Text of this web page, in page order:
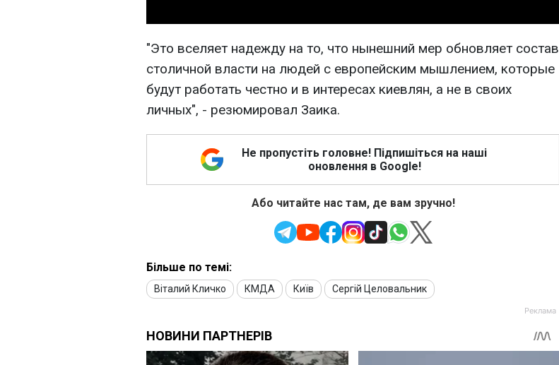
"Это вселяет надежду на то, что нынешний мер обновляет состав
столичной власти на людей с европейским мышлением, которые
будут работать честно и в интересах киевлян, а не в своих
личных", - резюмировал Заика.
Не пропустіть головне! Підпишіться на наші
оновлення в Google!
Або читайте нас там, де вам зручно!
Більше по темі:
Віталий Кличко КМДА Київ Сергій Целовальник